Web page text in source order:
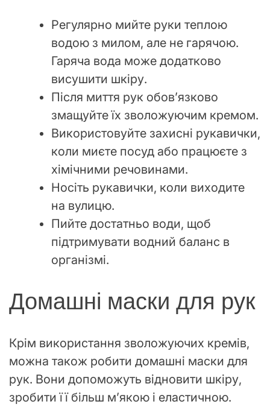
Регулярно мийте руки теплою
водою з милом, але не гарячою.
Гаряча вода може додатково
висушити шкіру.
Після миття рук обов’язково
змащуйте їх зволожуючим кремом.
Використовуйте захисні рукавички,
коли миєте посуд або працюєте з
хімічними речовинами.
Носіть рукавички, коли виходите
на вулицю.
Пийте достатньо води, щоб
підтримувати водний баланс в
організмі.
Домашні маски для рук
Крім використання зволожуючих кремів,
можна також робити домашні маски для
рук. Вони допоможуть відновити шкіру,
зробити її більш м’якою і еластичною.